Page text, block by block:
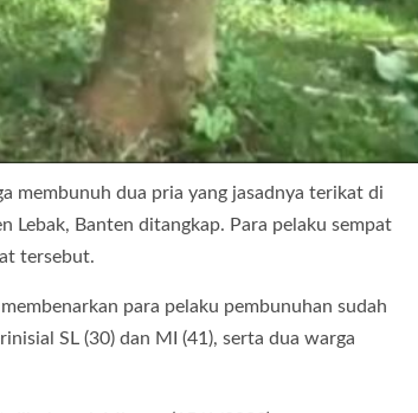
membunuh dua pria yang jasadnya terikat di
Lebak, Banten ditangkap. Para pelaku sempat
tersebut.
para pelaku pembunuhan sudah
SL (30) dan MI (41), serta dua warga